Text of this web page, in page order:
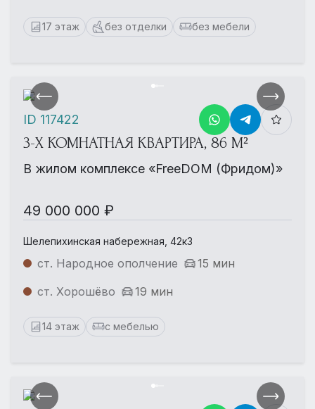
17 этаж без отделки без мебели
3-Х КОМНАТНАЯ КВАРТИРА, 86 М²
В жилом комплексе «FreeDOM (Фридом)»
49 000 000 ₽
Шелепихинская набережная, 42к3
ст. Народное ополчение
15 мин
ст. Хорошёво
19 мин
14 этаж с мебелью
ID 117422